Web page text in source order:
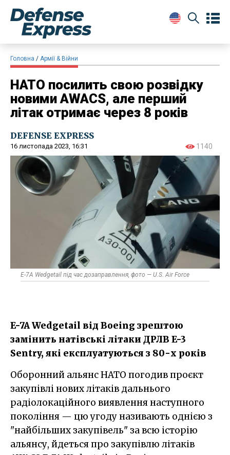
Головна Армії & Війни
НАТО посилить свою розвідку
новими AWACS, але перший
літак отримає через 8 років
DEFENSE EXPRESS
16 листопада 2023, 16:31 1140
E-7A Wedgetail під час дозаправлення, фото — U.S. Air Force
E-7A Wedgetail від Boeing зрештою
замінить натівські літаки ДРЛВ E-3
Sentry, які експлуатуються з 80-х років
Оборонний альянс НАТО погодив проєкт
закупівлі нових літаків дальнього
радіолокаційного виявлення наступного
покоління — цю угоду називають однією з
"найбільших закупівель" за всю історію
альянсу, йдеться про закупівлю літаків